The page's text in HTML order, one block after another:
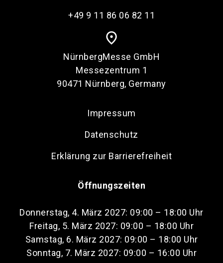
+49 9 11 86 06 82 11
place
NürnbergMesse GmbH
Messezentrum 1
90471 Nürnberg, Germany
Impressum
Datenschutz
Erklärung zur Barrierefreiheit
Öffnungszeiten
Donnerstag, 4. März 2027: 09:00 – 18:00 Uhr
Freitag, 5. März 2027: 09:00 – 18:00 Uhr
Samstag, 6. März 2027: 09:00 – 18:00 Uhr
Sonntag, 7. März 2027: 09:00 – 16:00 Uhr